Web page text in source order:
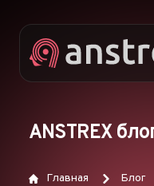
ANSTREX
Главная Блог